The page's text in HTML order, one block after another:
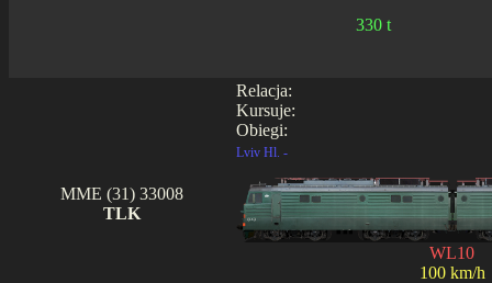
330 t
Relacja:
Kursuje:
Obiegi:
MME (31) 33008
TLK
Lviv Hl. -
WL10
100 km/h